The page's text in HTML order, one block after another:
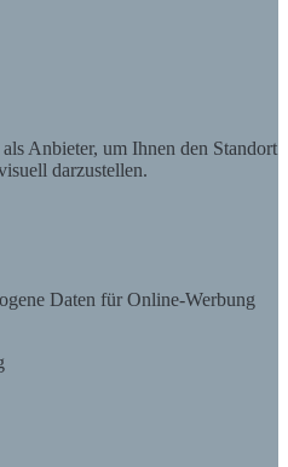
Anbieter, um Ihnen den Standort
darzustellen.
Daten für Online-Werbung